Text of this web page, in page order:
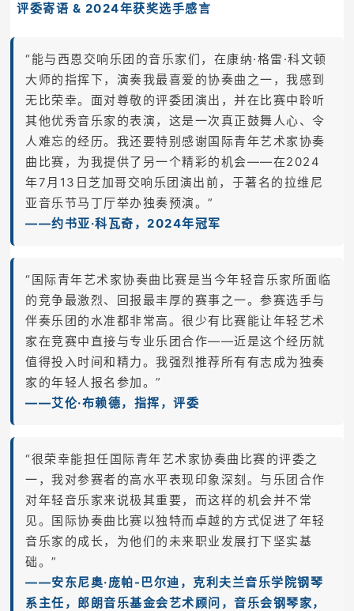
评委寄语 & 2024年获奖选手感言
“能与西恩交响乐团的音乐家们，在康纳·格雷·科文顿
大师的指挥下，演奏我最喜爱的协奏曲之一，我感到
无比荣幸。面对尊敬的评委团演出，并在比赛中聆听
其他优秀音乐家的表演，这是一次真正鼓舞人心、令
人难忘的经历。我还要特别感谢国际青年艺术家协奏
曲比赛，为我提供了另一个精彩的机会——在2024
年7月13日芝加哥交响乐团演出前，于著名的拉维尼
亚音乐节马丁厅举办独奏预演。”
——约书亚·科瓦奇，2024年冠军
“国际青年艺术家协奏曲比赛是当今年轻音乐家所面临
的竞争最激烈、回报最丰厚的赛事之一。参赛选手与
伴奏乐团的水准都非常高。很少有比赛能让年轻艺术
家在竞赛中直接与专业乐团合作——近是这个经历就
值得投入时间和精力。我强烈推荐所有有志成为独奏
家的年轻人报名参加。”
——艾伦·布赖德，指挥，评委
“很荣幸能担任国际青年艺术家协奏曲比赛的评委之
一，我对参赛者的高水平表现印象深刻。与乐团合作
对年轻音乐家来说极其重要，而这样的机会并不常
见。国际协奏曲比赛以独特而卓越的方式促进了年轻
音乐家的成长，为他们的未来职业发展打下坚实基
础。”
——安东尼奥·庞帕-巴尔迪，克利夫兰音乐学院钢琴
系主任，郎朗音乐基金会艺术顾问，音乐会钢琴家，